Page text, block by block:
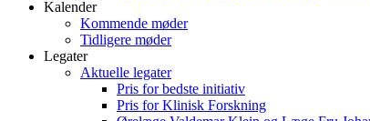
Kalender
Kommende møder
Tidligere møder
Legater
Aktuelle legater
Pris for bedste initiativ
Pris for Klinisk Forskning